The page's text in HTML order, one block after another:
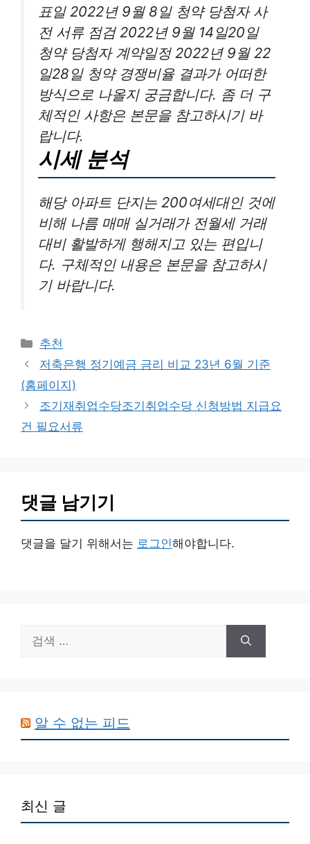
표일 2022년 9월 8일 청약 당첨자 사
전 서류 점검 2022년 9월 14일20일
청약 당첨자 계약일정 2022년 9월 22
일28일 청약 경쟁비율 결과가 어떠한
방식으로 나올지 궁금합니다. 좀 더 구
체적인 사항은 본문을 참고하시기 바
랍니다.
시세 분석
해당 아파트 단지는 200여세대인 것에
비해 나름 매매 실거래가 전월세 거래
대비 활발하게 행해지고 있는 편입니
다. 구체적인 내용은 본문을 참고하시
기 바랍니다.
카
테
고
리
추천
저축은행 정기예금 금리 비교 23년 6월 기준
(홈페이지)
조기재취업수당조기취업수당 신청방법 지급요
건 필요서류
댓글 남기기
댓글을 달기 위해서는 로그인해야합니다.
색:
알 수 없는 피드
최신 글